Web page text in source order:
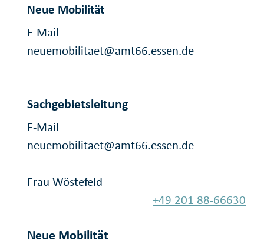
Neue Mobilität
E-Mail
neuemobilitaet@amt66.essen.de
Sachgebietsleitung
E-Mail
neuemobilitaet@amt66.essen.de
Frau Wöstefeld
+49 201 88-66630
Neue Mobilität